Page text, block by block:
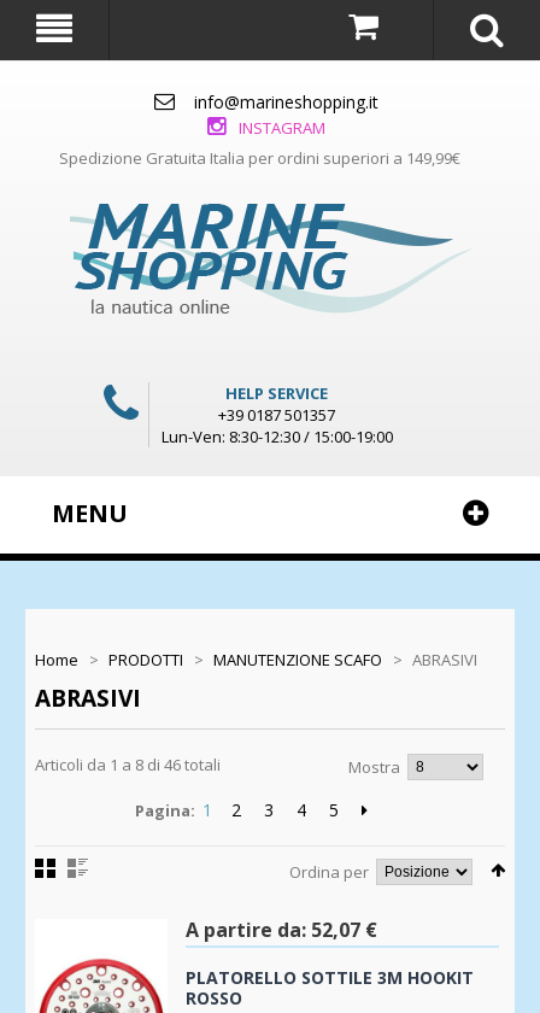
info@marineshopping.it
INSTAGRAM
Spedizione Gratuita Italia per ordini superiori a 149,99€
HELP SERVICE
+39 0187 501357
Lun-Ven: 8:30-12:30 / 15:00-19:00
MENU
Home > PRODOTTI > MANUTENZIONE SCAFO > ABRASIVI
ABRASIVI
Articoli da 1 a 8 di 46 totali
Mostra
Pagina: 1 2 3 4 5
Ordina per
A partire da: 52,07 €
PLATORELLO SOTTILE 3M HOOKIT
ROSSO